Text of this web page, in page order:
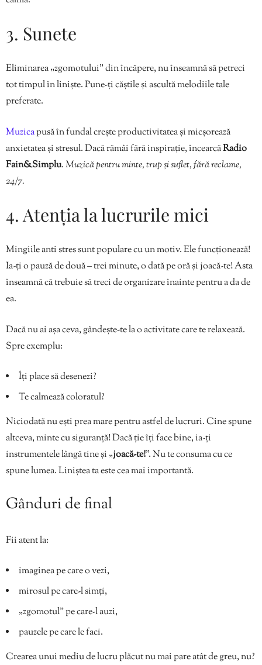
3. Sunete
Eliminarea „zgomotului” din încăpere, nu înseamnă să petreci
tot timpul în liniște. Pune-ți căștile și ascultă melodiile tale
preferate.
Muzicapusă în fundal crește productivitatea și micșorează
anxietatea și stresul. Dacă rămâi fără inspirație, încearcăRadio
Fain&Simplu.Muzică pentru minte, trup și suflet, fără reclame,
24/7.
4. Atenția la lucrurile mici
Mingiile anti stres sunt populare cu un motiv. Ele funcționează!
Ia-ți o pauză de două – trei minute, o dată pe oră și joacă-te! Asta
înseamnă că trebuie să treci de organizare înainte pentru a da de
ea.
Dacă nu ai așa ceva, gândește-te la o activitate care te relaxează.
Spre exemplu:
Îți place să desenezi?
Te calmează coloratul?
Niciodată nu ești prea mare pentru astfel de lucruri. Cine spune
altceva, minte cu siguranță! Dacă ție îți face bine, ia-ți
instrumentele lângă tine și „joacă-te!”. Nu te consuma cu ce
spune lumea. Liniștea ta este cea mai importantă.
Gânduri de final
Fii atent la:
imaginea pe care o vezi,
mirosul pe care-l simți,
„zgomotul” pe care-l auzi,
pauzele pe care le faci.
Crearea unui mediu de lucru plăcut nu mai pare atât de greu, nu?